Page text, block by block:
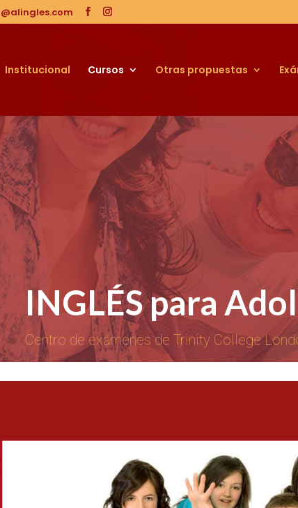
Institucional Cursos Otras propuestas
INGLÉS para
Centro de exámenes de Trinity College